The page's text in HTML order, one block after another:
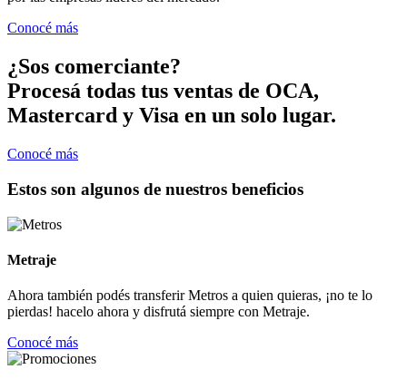
Conocé más
¿Sos comerciante?
Procesá todas tus ventas de OCA,
Mastercard y Visa en un solo lugar.
Conocé más
Estos son algunos de nuestros beneficios
Metraje
Ahora también podés transferir Metros a quien quieras, ¡no te lo
pierdas! hacelo ahora y disfrutá siempre con Metraje.
Conocé más